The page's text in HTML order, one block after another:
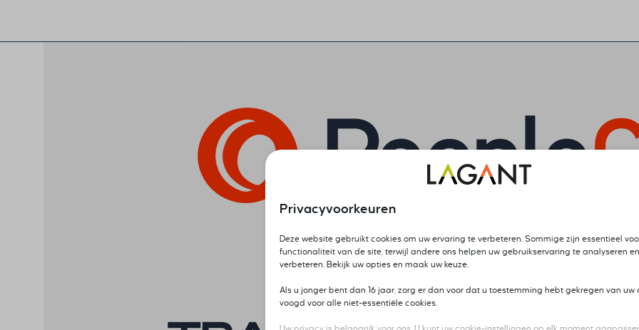
Privacyvoorkeuren
Deze website gebruikt cookies om uw ervaring te verbeteren. Sommige zijn essentieel
functionaliteit van de site, terwijl andere ons helpen uw gebruikservaring te analyseren
verbeteren. Bekijk uw opties en maak uw keuze.
Als u jonger bent dan 16 jaar, zorg er dan voor dat u toestemming hebt gekregen van uw
voogd voor alle niet-essentiële cookies.